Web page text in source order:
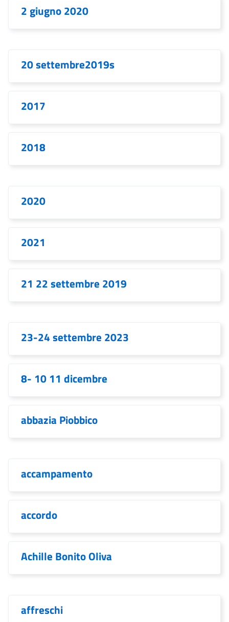
2 giugno 2020
20 settembre2019s
2017
2018
2020
2021
21 22 settembre 2019
23-24 settembre 2023
8- 10 11 dicembre
abbazia Piobbico
accampamento
accordo
Achille Bonito Oliva
affreschi